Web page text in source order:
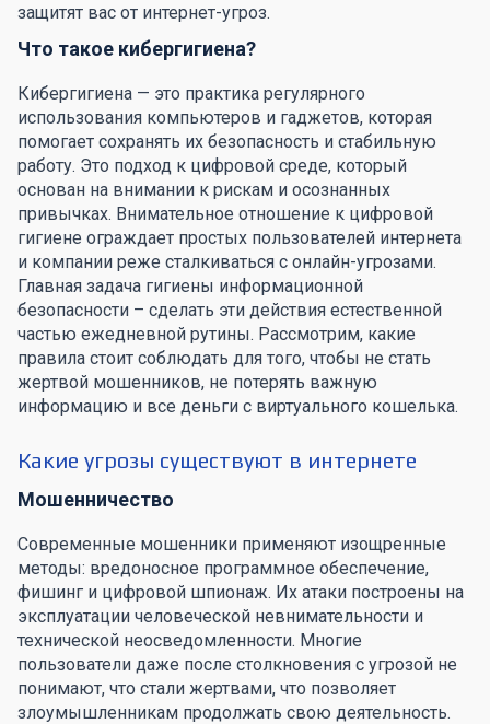
защитят вас от интернет-угроз.
Что такое кибергигиена?
Кибергигиена — это практика регулярного
использования компьютеров и гаджетов, которая
помогает сохранять их безопасность и стабильную
работу. Это подход к цифровой среде, который
основан на внимании к рискам и осознанных
привычках. Внимательное отношение к цифровой
гигиене ограждает простых пользователей интернета
и компании реже сталкиваться с онлайн-угрозами.
Главная задача гигиены информационной
безопасности – сделать эти действия естественной
частью ежедневной рутины. Рассмотрим, какие
правила стоит соблюдать для того, чтобы не стать
жертвой мошенников, не потерять важную
информацию и все деньги с виртуального кошелька.
Какие угрозы существуют в интернете
Мошенничество
Современные мошенники применяют изощренные
методы: вредоносное программное обеспечение,
фишинг и цифровой шпионаж. Их атаки построены на
эксплуатации человеческой невнимательности и
технической неосведомленности. Многие
пользователи даже после столкновения с угрозой не
понимают, что стали жертвами, что позволяет
злоумышленникам продолжать свою деятельность.